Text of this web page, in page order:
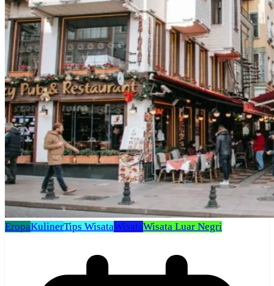
EropaKulinerTips WisataWisataWisata Luar Negri